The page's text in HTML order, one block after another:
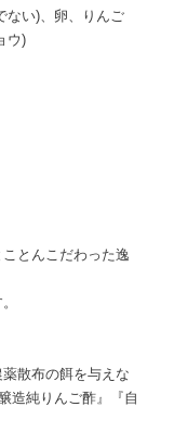
ない)、卵、りんご
ウ)
とんこだわった逸
散布の餌を与えな
造純りんご酢』『自